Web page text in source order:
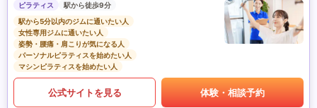
ピラティス
駅から徒歩9分
駅から5分以内のジムに通いたい人
女性専用ジムに通いたい人
姿勢・腰痛・肩こりが気になる人
パーソナルピラティスを始めたい人
マシンピラティスを始めたい人
公式サイトを見る 体験・相談予約